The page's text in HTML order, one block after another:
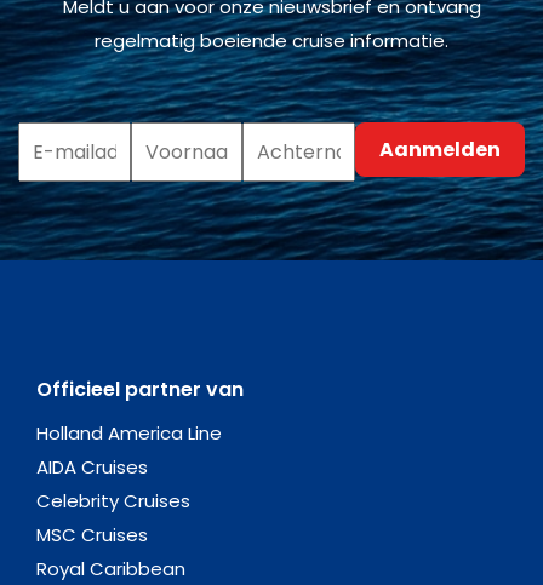
Meldt u aan voor onze nieuwsbrief en ontvang
regelmatig boeiende cruise informatie.
Officieel partner van
Holland America Line
AIDA Cruises
Celebrity Cruises
MSC Cruises
Royal Caribbean